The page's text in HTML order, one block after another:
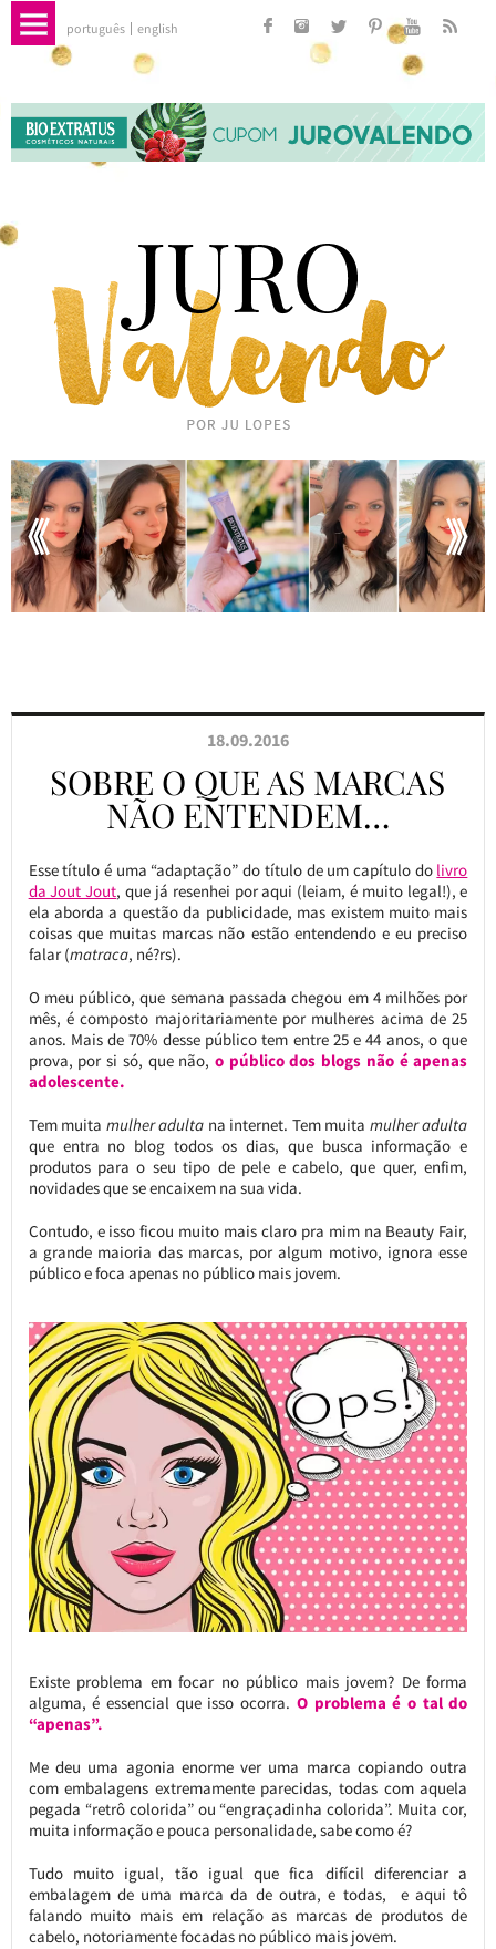
português english
18.09.2016
SOBRE O QUE AS MARCAS
NÃO ENTENDEM…
Esse título é uma “adaptação” do título de um capítulo do livro
da Jout Jout, que já resenhei por aqui (leiam, é muito legal!), e
ela aborda a questão da publicidade, mas existem muito mais
coisas que muitas marcas não estão entendendo e eu preciso
falar (matraca, né?rs).
O meu público, que semana passada chegou em 4 milhões por
mês, é composto majoritariamente por mulheres acima de 25
anos. Mais de 70% desse público tem entre 25 e 44 anos, o que
prova, por si só, que não, o público dos blogs não é apenas
adolescente.
Tem muita mulher adulta na internet. Tem muita mulher adulta
que entra no blog todos os dias, que busca informação e
produtos para o seu tipo de pele e cabelo, que quer, enfim,
novidades que se encaixem na sua vida.
Contudo, e isso ficou muito mais claro pra mim na Beauty Fair,
a grande maioria das marcas, por algum motivo, ignora esse
público e foca apenas no público mais jovem.
Existe problema em focar no público mais jovem? De forma
alguma, é essencial que isso ocorra. O problema é o tal do
“apenas”.
Me deu uma agonia enorme ver uma marca copiando outra
com embalagens extremamente parecidas, todas com aquela
pegada “retrô colorida” ou “engraçadinha colorida”. Muita cor,
muita informação e pouca personalidade, sabe como é?
Tudo muito igual, tão igual que fica difícil diferenciar a
embalagem de uma marca da de outra, e todas, e aqui tô
falando muito mais em relação as marcas de produtos de
cabelo, notoriamente focadas no público mais jovem.